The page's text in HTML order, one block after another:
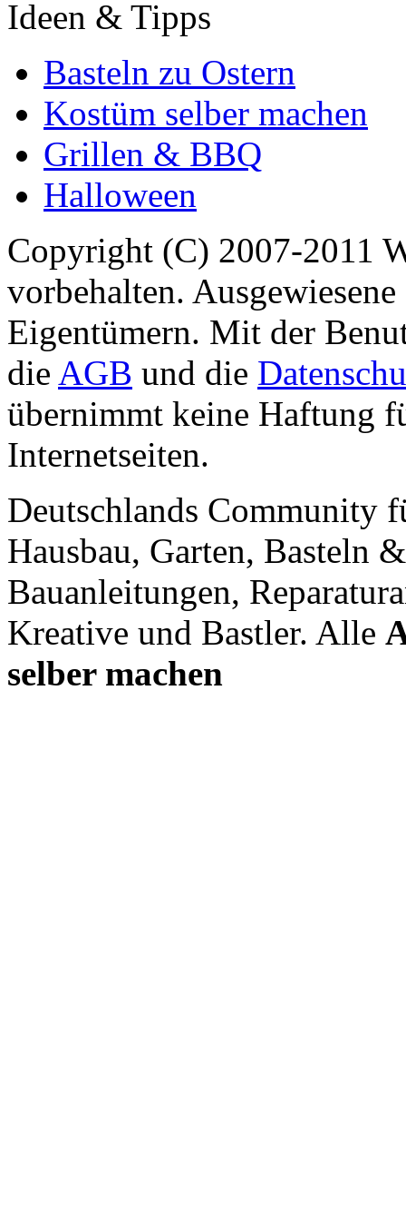
Ideen & Tipps
Basteln zu Ostern
Kostüm selber machen
Grillen & BBQ
Halloween
Copyright (C) 2007-2011
vorbehalten.
Eigentümern. Mit der
die AGB und die
übernimmt keine Haftung
Internetseiten.
Deutschlands Community
Hausbau, Garten, Basteln
Bauanleitungen,
Kreative und Bastler. Alle
selber machen